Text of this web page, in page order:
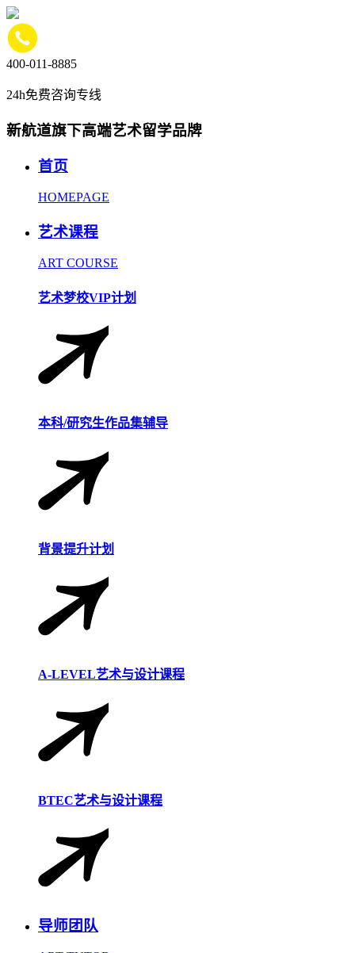
400-011-8885
24h免费咨询专线
新航道旗下高端艺术留学品牌
首页
HOMEPAGE
艺术课程
ART COURSE
艺术梦校VIP计划
本科/研究生作品集辅导
背景提升计划
A-LEVEL艺术与设计课程
BTEC艺术与设计课程
导师团队